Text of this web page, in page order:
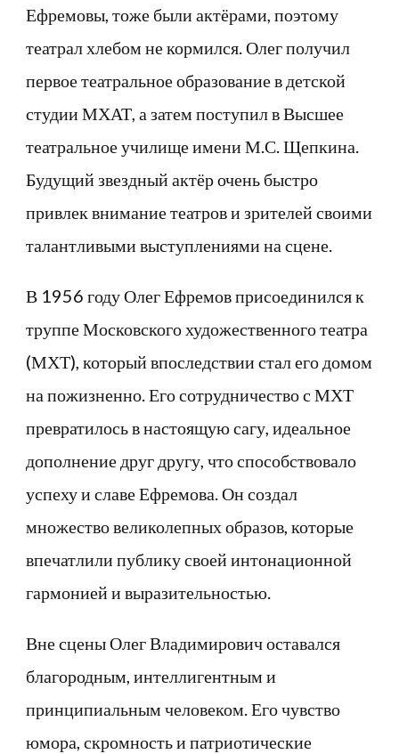
Ефремовы, тоже были актёрами, поэтому
театрал хлебом не кормился. Олег получил
первое театральное образование в детской
студии МХАТ, а затем поступил в Высшее
театральное училище имени М.С. Щепкина.
Будущий звездный актёр очень быстро
привлек внимание театров и зрителей своими
талантливыми выступлениями на сцене.
В 1956 году Олег Ефремов присоединился к
труппе Московского художественного театра
(МХТ), который впоследствии стал его домом
на пожизненно. Его сотрудничество с МХТ
превратилось в настоящую сагу, идеальное
дополнение друг другу, что способствовало
успеху и славе Ефремова. Он создал
множество великолепных образов, которые
впечатлили публику своей интонационной
гармонией и выразительностью.
Вне сцены Олег Владимирович оставался
благородным, интеллигентным и
принципиальным человеком. Его чувство
юмора, скромность и патриотические